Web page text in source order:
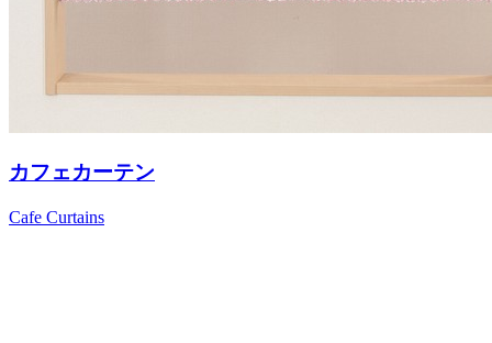
カフェカーテン
Cafe Curtains